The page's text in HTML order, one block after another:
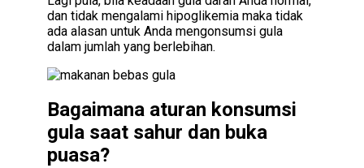
dan tidak mengalami hipoglikemia maka tidak
ada alasan untuk Anda mengonsumsi gula
dalam jumlah yang berlebihan.
Bagaimana aturan konsumsi
gula saat sahur dan buka
puasa?